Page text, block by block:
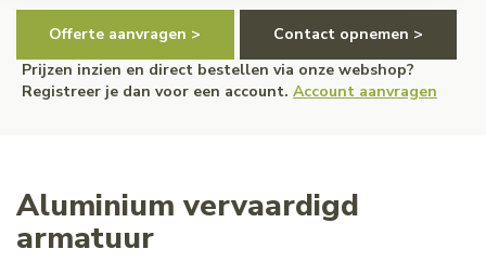
Offerte aanvragen >
Contact opnemen >
Prijzen inzien en direct bestellen via onze webshop?
Registreer je dan voor een account. Account aanvragen
Aluminium vervaardigd
armatuur